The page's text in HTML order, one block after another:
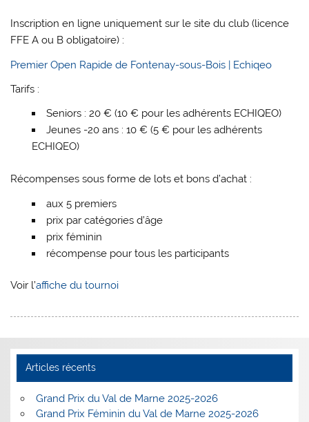
Inscription en ligne uniquement sur le site du club (licence
FFE A ou B obligatoire) :
Premier Open Rapide de Fontenay-sous-Bois | Echiqeo
Tarifs :
Seniors : 20 € (10 € pour les adhérents ECHIQEO)
Jeunes -20 ans : 10 € (5 € pour les adhérents
ECHIQEO)
Récompenses sous forme de lots et bons d’achat :
aux 5 premiers
prix par catégories d’âge
prix féminin
récompense pour tous les participants
Voir l’affiche du tournoi
Articles récents
Grand Prix du Val de Marne 2025-2026
Grand Prix Féminin du Val de Marne 2025-2026